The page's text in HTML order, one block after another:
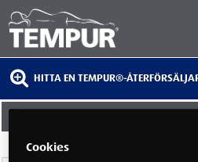
HITTA EN TEMPUR®-
Cookies